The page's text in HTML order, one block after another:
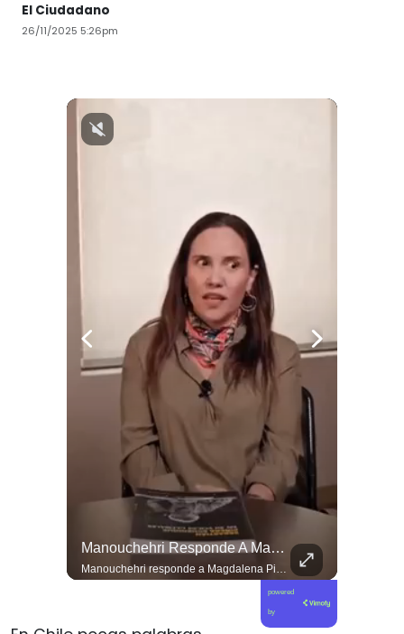
El Ciudadano
26/11/2025 5:26pm
Manouchehri Responde A Magdalena Piñera: “Les Molesta Que Toquemos A Los Que Se Creían Intocables”, , El Diputado Daniel Manouchehri (PS) Respondió A Los Dichos...
Manouchehri responde a Magdalena Piñera: “Les molesta que toquemos a los que se creían intocables” El diputado Daniel Manouchehri (PS) respondió a los dichos de Magdalena Piñera, hija del expresidente Sebastián Piñera, quien en una entrevista afirmó que “no quiero un Congreso lleno de Manouchehris (…) nadie lo sigue”, en el marco de una reflexión sobre el debate público y el legado del exmandatario. El parlamentario por la Región de Coquimbo defendió su trabajo legislativo y fiscalizador, apuntando a que su respaldo ciudadano y sus acciones contra redes de poder contradicen las críticas formuladas por la hija del exmandatario. “Magdalena Piñera dice que nadie nos sigue. Los casi 100 mil votos en la última elección, récord histórico para un parlamentario en mi región, dicen otra cosa. Ese respaldo es un mandato para enfrentar los abusos de los poderosos. Nuestras acusaciones constitucionales terminaron con tres jueces destituidos y nuestras denuncias abrieron investigaciones penales en el Caso Hermosilla, entre ellas la que investiga a Chadwick”, indicó Manouchehri.
powered
by